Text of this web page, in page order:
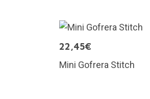
22,45€
Mini Gofrera Stitch